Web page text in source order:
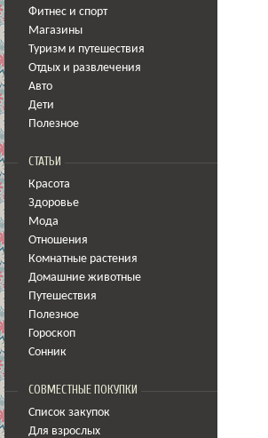
Фитнес и спорт
Магазины
Туризм и путешествия
Отдых и развлечения
Авто
Дети
Полезное
СТАТЬИ
Красота
Здоровье
Мода
Отношения
Комнатные растения
Домашние животные
Путешествия
Полезное
Гороскоп
Сонник
СОВМЕСТНЫЕ ПОКУПКИ
Список закупок
Для взрослых